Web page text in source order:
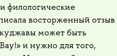
филологические
восторженный отзыв
может быть
и нужно для того,